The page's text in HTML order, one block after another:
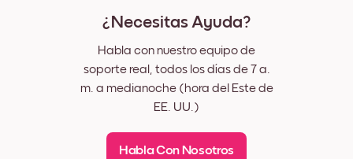
¿Necesitas Ayuda?
Habla con nuestro equipo de
soporte real, todos los días de 7 a.
m. a medianoche (hora del Este de
EE. UU.)
Habla Con Nosotros